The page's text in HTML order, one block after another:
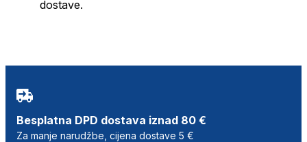
dostave.
Besplatna DPD dostava iznad 80 €
Za manje narudžbe, cijena dostave 5 €